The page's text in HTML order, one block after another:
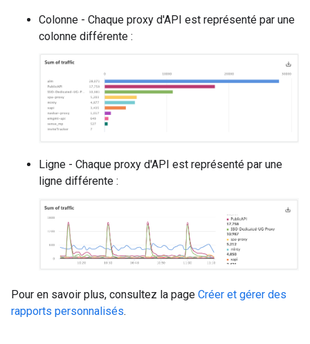
Colonne - Chaque proxy d'API est représenté par une
colonne différente :
Ligne - Chaque proxy d'API est représenté par une
ligne différente :
Pour en savoir plus, consultez la page Créer et gérer des
rapports personnalisés.